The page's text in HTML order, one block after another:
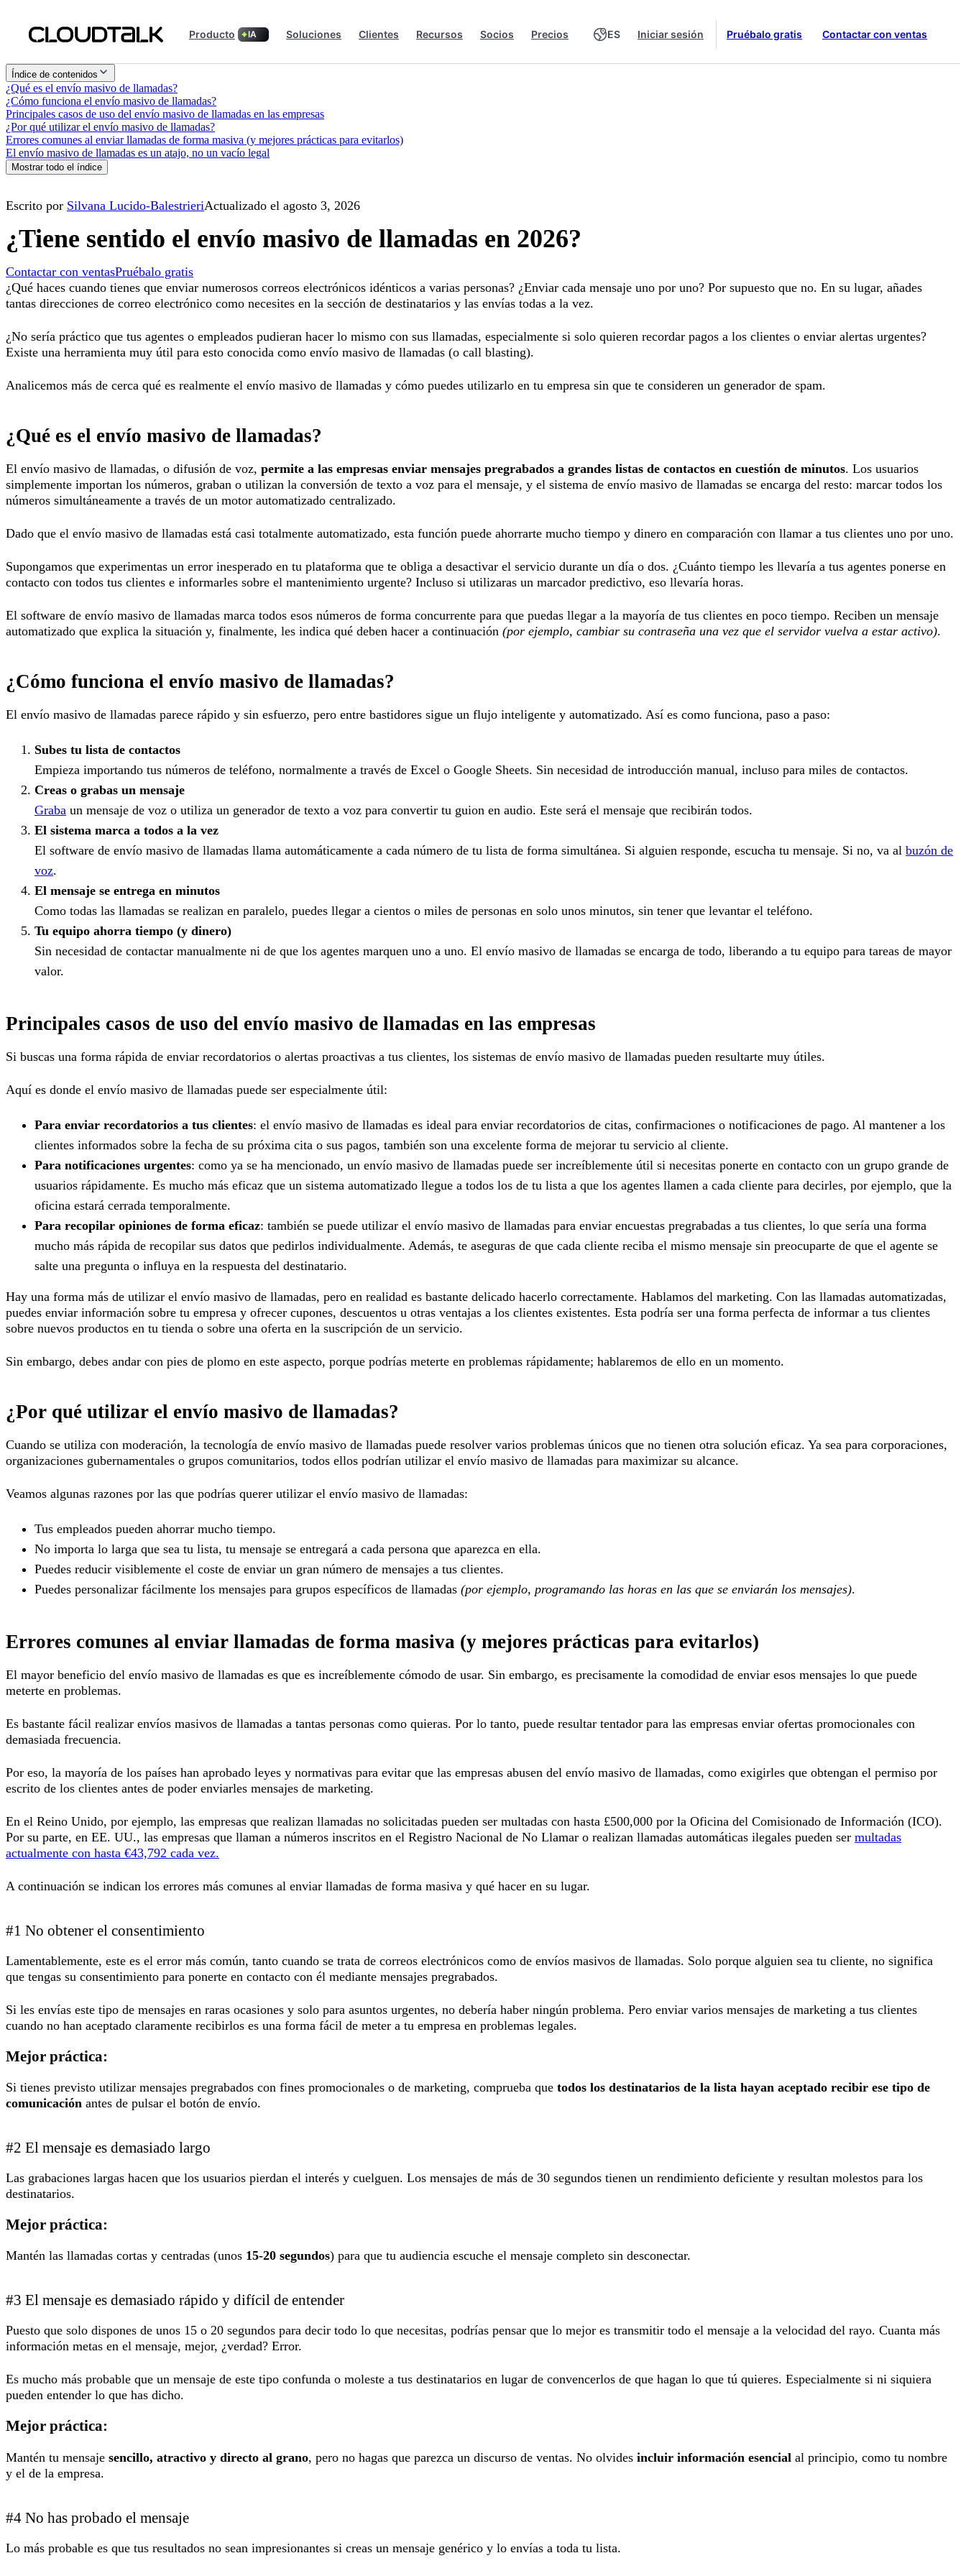
Producto IA Soluciones Clientes Recursos Socios Precios ES Iniciar sesión Pruébalo gratis Contactar con ventas
Índice de contenidos
¿Qué es el envío masivo de llamadas?
¿Cómo funciona el envío masivo de llamadas?
Principales casos de uso del envío masivo de llamadas en las empresas
¿Por qué utilizar el envío masivo de llamadas?
Errores comunes al enviar llamadas de forma masiva (y mejores prácticas para evitarlos)
El envío masivo de llamadas es un atajo, no un vacío legal
Mostrar todo el índice
Escrito por Silvana Lucido-BalestrieriActualizado el agosto 3, 2026
¿Tiene sentido el envío masivo de llamadas en 2026?
Contactar con ventasPruébalo gratis
¿Qué haces cuando tienes que enviar numerosos correos electrónicos idénticos a varias personas? ¿Enviar cada mensaje uno por uno? Por supuesto que no. En su lugar, añades
tantas direcciones de correo electrónico como necesites en la sección de destinatarios y las envías todas a la vez.
¿No sería práctico que tus agentes o empleados pudieran hacer lo mismo con sus llamadas, especialmente si solo quieren recordar pagos a los clientes o enviar alertas urgentes?
Existe una herramienta muy útil para esto conocida como envío masivo de llamadas (o call blasting).
Analicemos más de cerca qué es realmente el envío masivo de llamadas y cómo puedes utilizarlo en tu empresa sin que te consideren un generador de spam.
¿Qué es el envío masivo de llamadas?
El envío masivo de llamadas, o difusión de voz, permite a las empresas enviar mensajes pregrabados a grandes listas de contactos en cuestión de minutos. Los usuarios
simplemente importan los números, graban o utilizan la conversión de texto a voz para el mensaje, y el sistema de envío masivo de llamadas se encarga del resto: marcar todos los
números simultáneamente a través de un motor automatizado centralizado.
Dado que el envío masivo de llamadas está casi totalmente automatizado, esta función puede ahorrarte mucho tiempo y dinero en comparación con llamar a tus clientes uno por uno.
Supongamos que experimentas un error inesperado en tu plataforma que te obliga a desactivar el servicio durante un día o dos. ¿Cuánto tiempo les llevaría a tus agentes ponerse en
contacto con todos tus clientes e informarles sobre el mantenimiento urgente? Incluso si utilizaras un marcador predictivo, eso llevaría horas.
El software de envío masivo de llamadas marca todos esos números de forma concurrente para que puedas llegar a la mayoría de tus clientes en poco tiempo. Reciben un mensaje
automatizado que explica la situación y, finalmente, les indica qué deben hacer a continuación (por ejemplo, cambiar su contraseña una vez que el servidor vuelva a estar activo).
¿Cómo funciona el envío masivo de llamadas?
El envío masivo de llamadas parece rápido y sin esfuerzo, pero entre bastidores sigue un flujo inteligente y automatizado. Así es como funciona, paso a paso:
Subes tu lista de contactos
Empieza importando tus números de teléfono, normalmente a través de Excel o Google Sheets. Sin necesidad de introducción manual, incluso para miles de contactos.
Creas o grabas un mensaje
Graba un mensaje de voz o utiliza un generador de texto a voz para convertir tu guion en audio. Este será el mensaje que recibirán todos.
El sistema marca a todos a la vez
El software de envío masivo de llamadas llama automáticamente a cada número de tu lista de forma simultánea. Si alguien responde, escucha tu mensaje. Si no, va al buzón de
voz.
El mensaje se entrega en minutos
Como todas las llamadas se realizan en paralelo, puedes llegar a cientos o miles de personas en solo unos minutos, sin tener que levantar el teléfono.
Tu equipo ahorra tiempo (y dinero)
Sin necesidad de contactar manualmente ni de que los agentes marquen uno a uno. El envío masivo de llamadas se encarga de todo, liberando a tu equipo para tareas de mayor
valor.
Principales casos de uso del envío masivo de llamadas en las empresas
Si buscas una forma rápida de enviar recordatorios o alertas proactivas a tus clientes, los sistemas de envío masivo de llamadas pueden resultarte muy útiles.
Aquí es donde el envío masivo de llamadas puede ser especialmente útil:
Para enviar recordatorios a tus clientes: el envío masivo de llamadas es ideal para enviar recordatorios de citas, confirmaciones o notificaciones de pago. Al mantener a los
clientes informados sobre la fecha de su próxima cita o sus pagos, también son una excelente forma de mejorar tu servicio al cliente.
Para notificaciones urgentes: como ya se ha mencionado, un envío masivo de llamadas puede ser increíblemente útil si necesitas ponerte en contacto con un grupo grande de
usuarios rápidamente. Es mucho más eficaz que un sistema automatizado llegue a todos los de tu lista a que los agentes llamen a cada cliente para decirles, por ejemplo, que la
oficina estará cerrada temporalmente.
Para recopilar opiniones de forma eficaz: también se puede utilizar el envío masivo de llamadas para enviar encuestas pregrabadas a tus clientes, lo que sería una forma
mucho más rápida de recopilar sus datos que pedirlos individualmente. Además, te aseguras de que cada cliente reciba el mismo mensaje sin preocuparte de que el agente se
salte una pregunta o influya en la respuesta del destinatario.
Hay una forma más de utilizar el envío masivo de llamadas, pero en realidad es bastante delicado hacerlo correctamente. Hablamos del marketing. Con las llamadas automatizadas,
puedes enviar información sobre tu empresa y ofrecer cupones, descuentos u otras ventajas a los clientes existentes. Esta podría ser una forma perfecta de informar a tus clientes
sobre nuevos productos en tu tienda o sobre una oferta en la suscripción de un servicio.
Sin embargo, debes andar con pies de plomo en este aspecto, porque podrías meterte en problemas rápidamente; hablaremos de ello en un momento.
¿Por qué utilizar el envío masivo de llamadas?
Cuando se utiliza con moderación, la tecnología de envío masivo de llamadas puede resolver varios problemas únicos que no tienen otra solución eficaz. Ya sea para corporaciones,
organizaciones gubernamentales o grupos comunitarios, todos ellos podrían utilizar el envío masivo de llamadas para maximizar su alcance.
Veamos algunas razones por las que podrías querer utilizar el envío masivo de llamadas:
Tus empleados pueden ahorrar mucho tiempo.
No importa lo larga que sea tu lista, tu mensaje se entregará a cada persona que aparezca en ella.
Puedes reducir visiblemente el coste de enviar un gran número de mensajes a tus clientes.
Puedes personalizar fácilmente los mensajes para grupos específicos de llamadas (por ejemplo, programando las horas en las que se enviarán los mensajes).
Errores comunes al enviar llamadas de forma masiva (y mejores prácticas para evitarlos)
El mayor beneficio del envío masivo de llamadas es que es increíblemente cómodo de usar. Sin embargo, es precisamente la comodidad de enviar esos mensajes lo que puede
meterte en problemas.
Es bastante fácil realizar envíos masivos de llamadas a tantas personas como quieras. Por lo tanto, puede resultar tentador para las empresas enviar ofertas promocionales con
demasiada frecuencia.
Por eso, la mayoría de los países han aprobado leyes y normativas para evitar que las empresas abusen del envío masivo de llamadas, como exigirles que obtengan el permiso por
escrito de los clientes antes de poder enviarles mensajes de marketing.
En el Reino Unido, por ejemplo, las empresas que realizan llamadas no solicitadas pueden ser multadas con hasta £500,000 por la Oficina del Comisionado de Información (ICO).
Por su parte, en EE. UU., las empresas que llaman a números inscritos en el Registro Nacional de No Llamar o realizan llamadas automáticas ilegales pueden ser multadas
actualmente con hasta €43,792 cada vez.
A continuación se indican los errores más comunes al enviar llamadas de forma masiva y qué hacer en su lugar.
#1 No obtener el consentimiento
Lamentablemente, este es el error más común, tanto cuando se trata de correos electrónicos como de envíos masivos de llamadas. Solo porque alguien sea tu cliente, no significa
que tengas su consentimiento para ponerte en contacto con él mediante mensajes pregrabados.
Si les envías este tipo de mensajes en raras ocasiones y solo para asuntos urgentes, no debería haber ningún problema. Pero enviar varios mensajes de marketing a tus clientes
cuando no han aceptado claramente recibirlos es una forma fácil de meter a tu empresa en problemas legales.
Mejor práctica:
Si tienes previsto utilizar mensajes pregrabados con fines promocionales o de marketing, comprueba que todos los destinatarios de la lista hayan aceptado recibir ese tipo de
comunicación antes de pulsar el botón de envío.
#2 El mensaje es demasiado largo
Las grabaciones largas hacen que los usuarios pierdan el interés y cuelguen. Los mensajes de más de 30 segundos tienen un rendimiento deficiente y resultan molestos para los
destinatarios.
Mejor práctica:
Mantén las llamadas cortas y centradas (unos 15-20 segundos) para que tu audiencia escuche el mensaje completo sin desconectar.
#3 El mensaje es demasiado rápido y difícil de entender
Puesto que solo dispones de unos 15 o 20 segundos para decir todo lo que necesitas, podrías pensar que lo mejor es transmitir todo el mensaje a la velocidad del rayo. Cuanta más
información metas en el mensaje, mejor, ¿verdad? Error.
Es mucho más probable que un mensaje de este tipo confunda o moleste a tus destinatarios en lugar de convencerlos de que hagan lo que tú quieres. Especialmente si ni siquiera
pueden entender lo que has dicho.
Mejor práctica:
Mantén tu mensaje sencillo, atractivo y directo al grano, pero no hagas que parezca un discurso de ventas. No olvides incluir información esencial al principio, como tu nombre
y el de la empresa.
#4 No has probado el mensaje
Lo más probable es que tus resultados no sean impresionantes si creas un mensaje genérico y lo envías a toda tu lista.